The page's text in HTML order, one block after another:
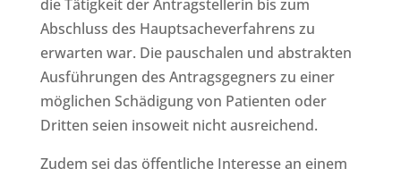
die Tätigkeit der Antragstellerin bis zum
Abschluss des Hauptsacheverfahrens zu
erwarten war. Die pauschalen und abstrakten
Ausführungen des Antragsgegners zu einer
möglichen Schädigung von Patienten oder
Dritten seien insoweit nicht ausreichend.
Zudem sei das öffentliche Interesse an einem